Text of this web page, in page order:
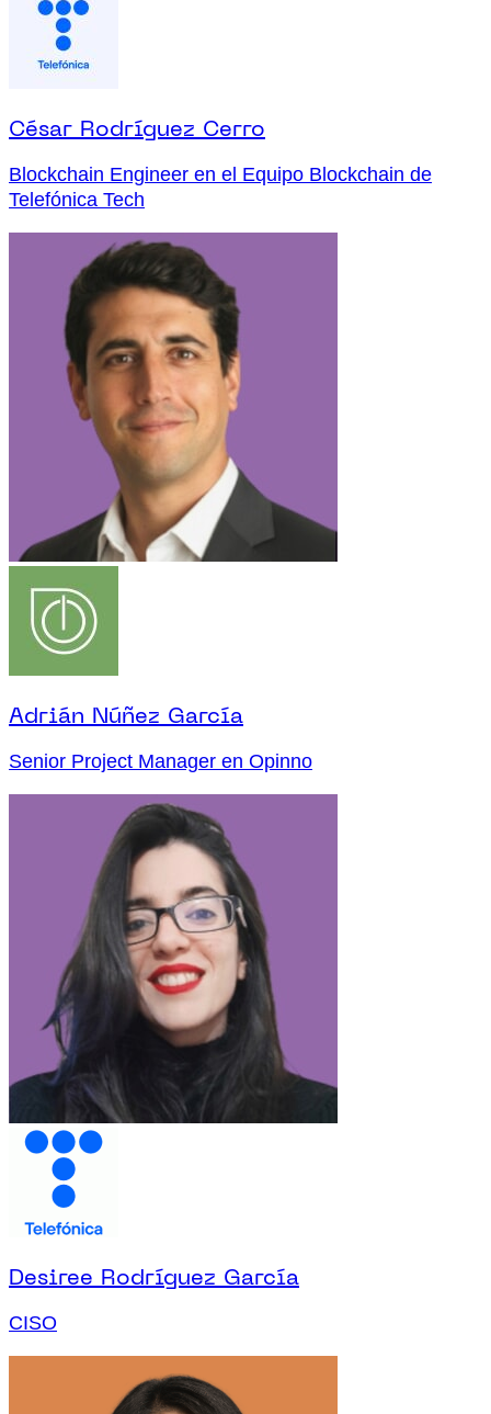
César Rodríguez Cerro
Blockchain Engineer en el Equipo Blockchain de
Telefónica Tech
Adrián Núñez García
Senior Project Manager en Opinno
Desiree Rodríguez García
CISO